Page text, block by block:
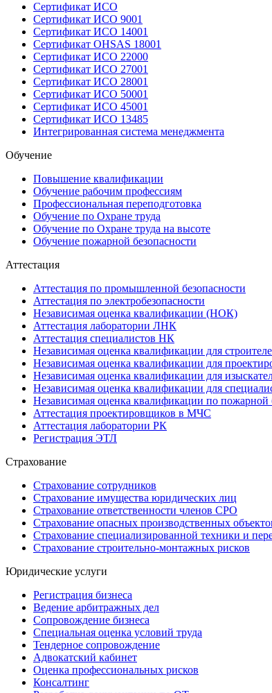
Сертификат ИСО
Сертификат ИСО 9001
Сертификат ИСО 14001
Сертификат OHSAS 18001
Сертификат ИСО 22000
Сертификат ИСО 27001
Сертификат ИСО 28001
Сертификат ИСО 50001
Сертификат ИСО 45001
Сертификат ИСО 13485
Интегрированная система менеджмента
Обучение
Повышение квалификации
Обучение рабочим профессиям
Профессиональная переподготовка
Обучение по Охране труда
Обучение по Охране труда на высоте
Обучение пожарной безопасности
Аттестация
Аттестация по промышленной безопасности
Аттестация по электробезопасности
Независимая оценка квалификации (НОК)
Аттестация лаборатории ЛНК
Аттестация специалистов НК
Независимая оценка квалификации для
Независимая оценка квалификации для
Независимая оценка квалификации для
Независимая оценка квалификации для
Независимая оценка квалификации по пожарной
Аттестация проектировщиков в МЧС
Аттестация лаборатории РК
Регистрация ЭТЛ
Страхование
Страхование сотрудников
Страхование имущества юридических лиц
Страхование ответственности членов СРО
Страхование опасных производственных
Страхование специализированной техники и
Страхование строительно-монтажных рисков
Юридические услуги
Регистрация бизнеса
Ведение арбитражных дел
Сопровождение бизнеса
Специальная оценка условий труда
Тендерное сопровождение
Адвокатский кабинет
Оценка профессиональных рисков
Консалтинг